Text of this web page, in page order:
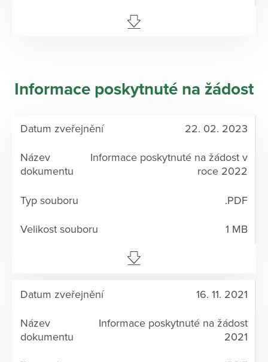
Informace poskytnuté na žádost
22. 02. 2023
Informace poskytnuté na žádost v
roce 2022
.PDF
1 MB
16. 11. 2021
Informace poskytnuté na žádost
2021